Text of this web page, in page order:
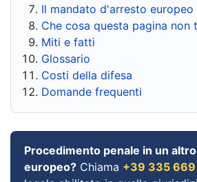
Il mandato d'arresto europeo
Che cosa questa pagina non
Miti e fatti
Glossario
Costi della difesa
Domande frequenti
Procedimento penale in un
europeo? Chiama +39 335